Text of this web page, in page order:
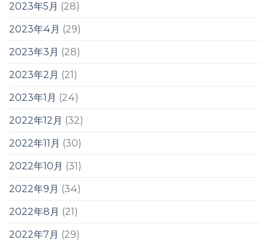
2023年5月 (28)
2023年4月 (29)
2023年3月 (28)
2023年2月 (21)
2023年1月 (24)
2022年12月 (32)
2022年11月 (30)
2022年10月 (31)
2022年9月 (34)
2022年8月 (21)
2022年7月 (29)